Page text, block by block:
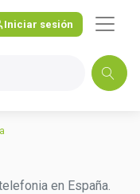
Iniciar sesión
en España.